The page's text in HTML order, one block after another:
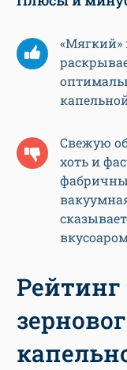
«Мягкий»
Свежую
хоть и
Рейтинг